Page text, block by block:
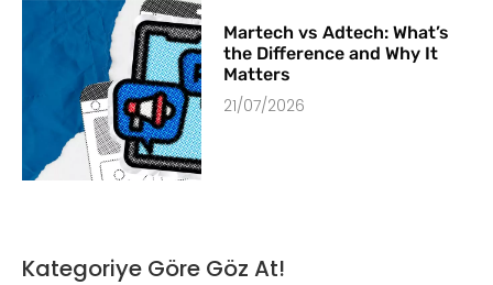
Martech vs Adtech: What’s
the Difference and Why It
Matters
21/07/2026
Kategoriye Göre Göz At!